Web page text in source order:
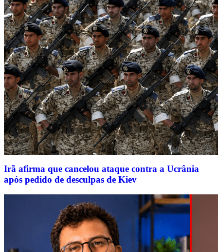
Irã afirma que cancelou ataque contra a Ucrânia
após pedido de desculpas de Kiev